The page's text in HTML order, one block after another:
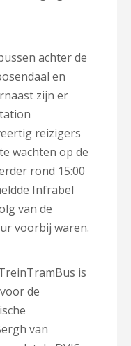
achter de
en
zijn er
reizigers
wachten op de
rond 15:00
Infrabel
van de
voorbij waren.
is
de
van